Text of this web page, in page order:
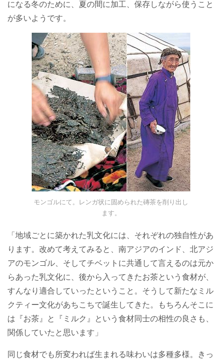
になる冬のために、夏の間に加工、保存しながら使うこと
が多いようです。
モンゴルにて。レンガ状に固められた磚茶を削り出し
ます。
「地域ごとに築かれた乳文化には、それぞれの独自性があ
ります。改めて考えてみると、南アジアのインド、北アジ
アのモンゴル、そしてチベットに共通して言えるのは元か
らあった乳文化に、後から入ってきたお茶という食材が、
すんなり適合していったということ。そうして新たなミル
クティー文化があちこちで誕生してきた。もちろんそこに
は『お茶』と『ミルク』という食材同士の相性の良さも、
関係していたと思います」
同じ食材でも所変われば生まれる味わいは多種多様。きっ